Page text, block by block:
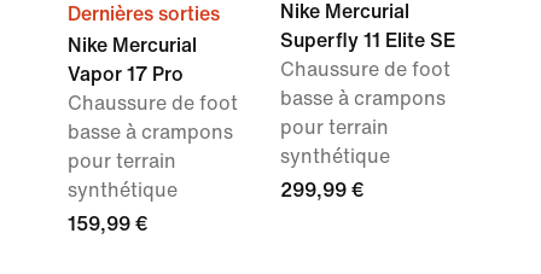
Dernières sorties
Nike Mercurial
Vapor 17 Pro
Chaussure de foot
basse à crampons
pour terrain
synthétique
159,99 €
Nike Mercurial
Superfly 11 Elite SE
Chaussure de foot
basse à crampons
pour terrain
synthétique
299,99 €